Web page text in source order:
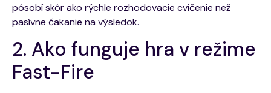
pôsobí skôr ako rýchle rozhodovacie cvičenie než
pasívne čakanie na výsledok.
2. Ako funguje hra v režime
Fast-Fire